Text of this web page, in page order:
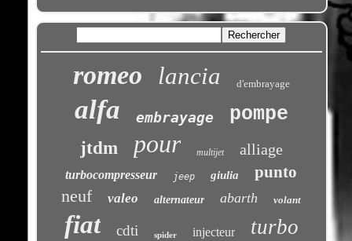
romeo lancia d'embrayage
alfa embrayage pompe
jtdm pour multijet alliage
turbocompresseur jeep giulia punto
neuf valeo alternateur abarth volant
fiat cdti spider injecteur turbo